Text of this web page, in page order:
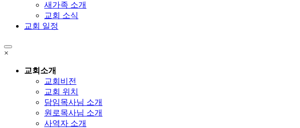
새가족 소개
교회 소식
교회 일정
×
교회소개
교회비전
교회 위치
담임목사님 소개
원로목사님 소개
사역자 소개